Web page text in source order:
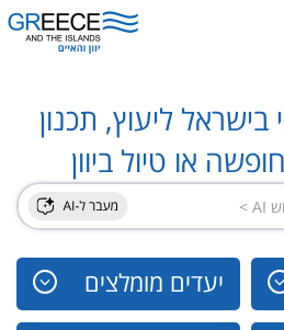
ליעוץ, תכנון
או טיול ביוון
יעדים מומלצים